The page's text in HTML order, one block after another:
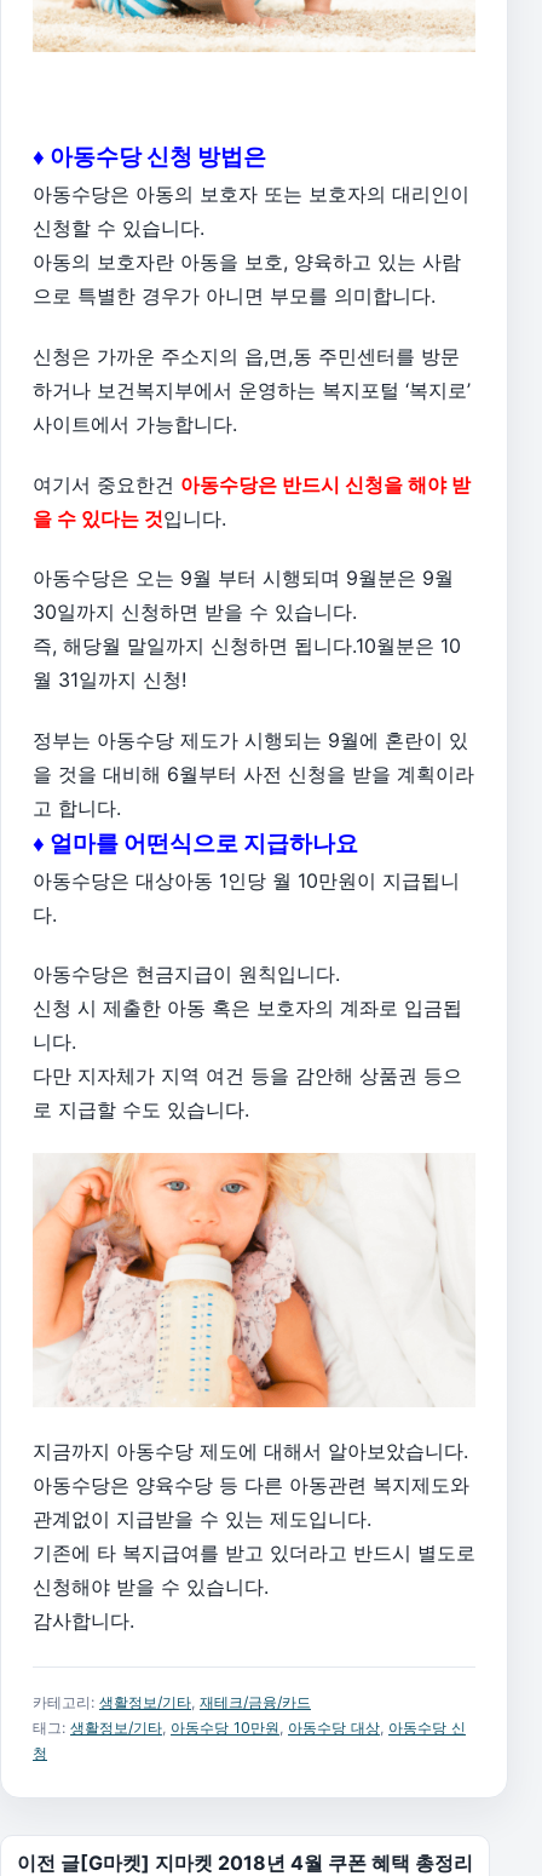
♦ 아동수당 신청 방법은
아동수당은 아동의 보호자 또는 보호자의 대리인이
신청할 수 있습니다.
아동의 보호자란 아동을 보호, 양육하고 있는 사람
으로 특별한 경우가 아니면 부모를 의미합니다.
신청은 가까운 주소지의 읍,면,동 주민센터를 방문
하거나 보건복지부에서 운영하는 복지포털 ‘복지로’
사이트에서 가능합니다.
여기서 중요한건 아동수당은 반드시 신청을 해야 받
을 수 있다는 것입니다.
아동수당은 오는 9월 부터 시행되며 9월분은 9월
30일까지 신청하면 받을 수 있습니다.
즉, 해당월 말일까지 신청하면 됩니다.10월분은 10
월 31일까지 신청!
정부는 아동수당 제도가 시행되는 9월에 혼란이 있
을 것을 대비해 6월부터 사전 신청을 받을 계획이라
고 합니다.
♦ 얼마를 어떤식으로 지급하나요
아동수당은 대상아동 1인당 월 10만원이 지급됩니
다.
아동수당은 현금지급이 원칙입니다.
신청 시 제출한 아동 혹은 보호자의 계좌로 입금됩
니다.
다만 지자체가 지역 여건 등을 감안해 상품권 등으
로 지급할 수도 있습니다.
지금까지 아동수당 제도에 대해서 알아보았습니다.
아동수당은 양육수당 등 다른 아동관련 복지제도와
관계없이 지급받을 수 있는 제도입니다.
기존에 타 복지급여를 받고 있더라고 반드시 별도로
신청해야 받을 수 있습니다.
감사합니다.
카테고리: 생활정보/기타 재테크/금융/카드
태그: 생활정보/기타 아동수당 10만원 아동수당 대상 아동수당 신
청
글 탐색
이전 글[G마켓] 지마켓 2018년 4월 쿠폰 혜택 총정리